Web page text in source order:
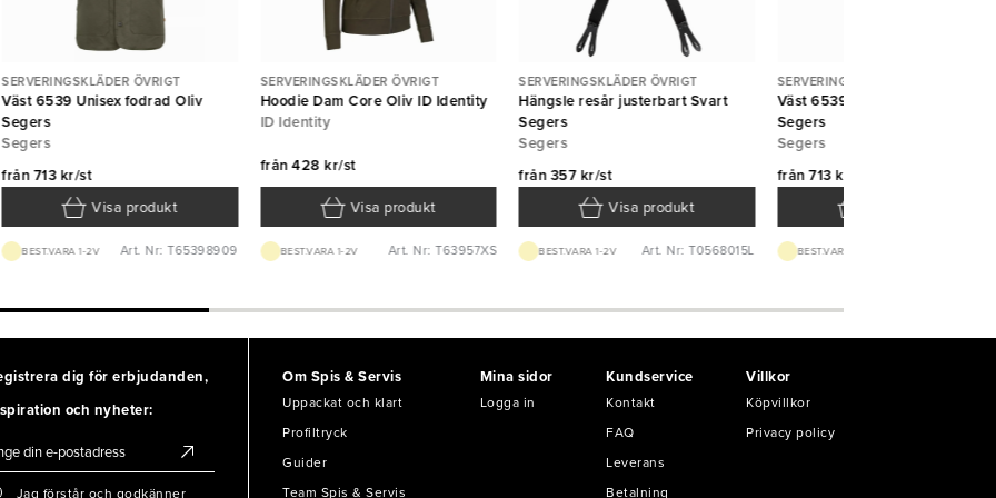
SERVERINGSKLÄDER ÖVRIGT
Väst 6539 Unisex fodrad Oliv
Segers
Segers
från713 kr/st
Visa produkt
BEST.VARA 1-2V Art. Nr: T65398909
SERVERINGSKLÄDER ÖVRIGT
Hoodie Dam Core Oliv ID Identity
ID Identity
från428 kr/st
Visa produkt
BEST.VARA 1-2V Art. Nr: T63957XS
SERVERINGSKLÄDER ÖVRIGT
Hängsle resår justerbart Svart
Segers
Segers
från357 kr/st
Visa produkt
BEST.VARA 1-2V Art. Nr: T0568015L
SERVERINGSKLÄDER ÖVRIGT
Väst 6539 Unisex fodrad Svart
Segers
Segers
från713 kr/st
BEST.VARA 1-2V
dig för erbjudanden,
och nyheter:
Jag förstår och godkänner
Om Spis & Servis
Uppackat och klart
Profiltryck
Guider
Team Spis & Servis
Mina sidor
Logga in
Kundservice
Kontakt
FAQ
Leverans
Betalning
Villkor
Köpvillkor
Privacy policy